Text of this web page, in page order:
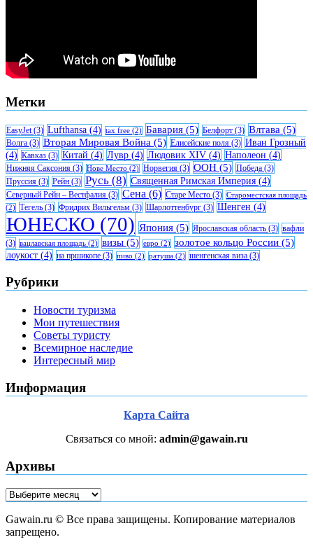
Метки
EasyJet(3) Lufthansa (4) tax free (2) Бавария (5) Белфорт (3) Влтава (5)
Волга (3) Вторая Мировая Война (5) Елисейские поля (3) Иван Грозный
(4) Кавказ (3) Китай (4) Лувр (4) Людовик XIV (4) Наполеон (4)
Нижняя Саксония (3) Нове Место (2) Норвегия (3) ООН (5) Победа (3)
Пруссия (3) Рейн (3) Русь (8) Священная Римская Империя (4)
Северный Рейн – Вестфалия (3) Сена (6) Старе Место (3) Староместская площадь
(2) Тегель (3) Фридрих Вильгельм (3) Шарлоттенбург (3) Шенген (4)
ЮНЕСКО (70) Япония (5) Ярославская область (3) вафли
(3) вацлавская площадь (2) визы (5) евро (2) золотое кольцо России (5)
лоукост (4) на пршикопе (3) пиво (2) ратуша (2) шенгенская виза (3)
Рубрики
Новости туризма
Мои путешествия
Советы туристу
Всемирное наследие
Интересный мир
Информация
Карта Сайта
Связаться со мной: admin@gawain.ru
Архивы
Архивы
Gawain.ru © Все права защищены. Копирование материалов
запрещено.